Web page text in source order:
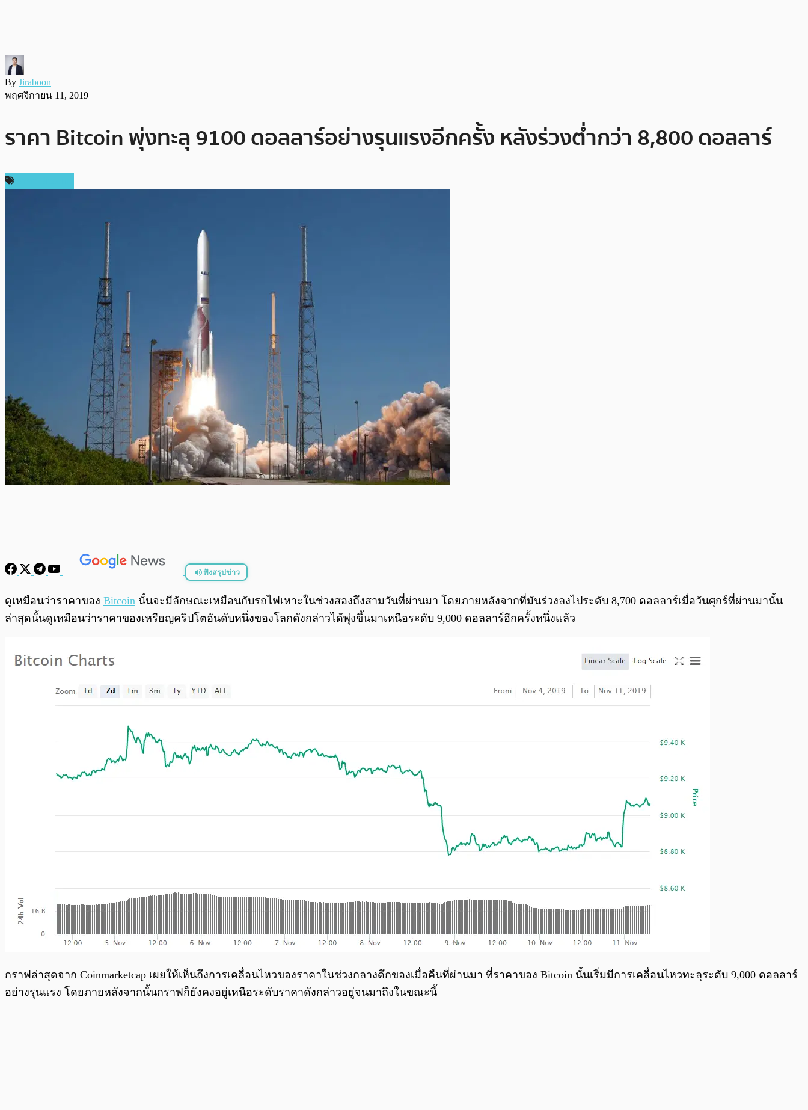
By Jiraboon
พฤศจิกายน 11, 2019
ราคา Bitcoin พุ่งทะลุ 9100 ดอลลาร์อย่างรุนแรงอีกครั้ง หลังร่วงต่ำกว่า 8,800 ดอลลาร์
ฟังสรุปข่าว
พร้อมเล่น 0:00 /
ดูเหมือนว่าราคาของ Bitcoin นั้นจะมีลักษณะเหมือนกับรถไฟเหาะในช่วงสองถึงสามวันที่ผ่านมา โดยภายหลังจากที่มันร่วงลงไประดับ 8,700 ดอลลาร์เมื่อวันศุกร์ที่ผ่านมานั้น
ล่าสุดนั้นดูเหมือนว่าราคาของเหรียญคริปโตอันดับหนึ่งของโลกดังกล่าวได้พุ่งขึ้นมาเหนือระดับ 9,000 ดอลลาร์อีกครั้งหนึ่งแล้ว
กราฟล่าสุดจาก Coinmarketcap เผยให้เห็นถึงการเคลื่อนไหวของราคาในช่วงกลางดึกของเมื่อคืนที่ผ่านมา ที่ราคาของ Bitcoin นั้นเริ่มมีการเคลื่อนไหวทะลุระดับ 9,000 ดอลลาร์
อย่างรุนแรง โดยภายหลังจากนั้นกราฟก็ยังคงอยู่เหนือระดับราคาดังกล่าวอยู่จนมาถึงในขณะนี้